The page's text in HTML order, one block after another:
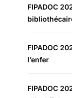
FIPADOC
FIPADOC
l’enfer
FIPADOC